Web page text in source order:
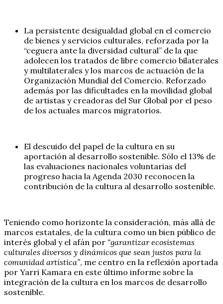
La persistente desigualdad global en el comercio
de bienes y servicios culturales, reforzada por la
“ceguera ante la diversidad cultural” de la que
adolecen los tratados de libre comercio bilaterales
y multilaterales y los marcos de actuación de la
Organización Mundial del Comercio. Reforzado
además por las dificultades en la movilidad global
de artistas y creadoras del Sur Global por el peso
de los actuales marcos migratorios.
El descuido del papel de la cultura en su
aportación al desarrollo sostenible. Sólo el 13% de
las evaluaciones nacionales voluntarias del
progreso hacia la Agenda 2030 reconocen la
contribución de la cultura al desarrollo sostenible.
Teniendo como horizonte la consideración, más allá de
marcos estatales, de la cultura como un bien público de
interés global y el afán por “garantizar ecosistemas
culturales diversos y dinámicos que sean justos para la
comunidad artística”, me centro en la reflexión aportada
por Yarri Kamara en este último informe sobre la
integración de la cultura en los marcos de desarrollo
sostenible.